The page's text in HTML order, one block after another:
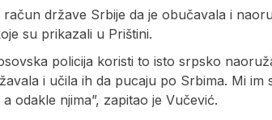
države Srbije da je obučavala i
su prikazali u Prištini.
policija koristi to isto srpsko
i učila ih da pucaju po Srbima. Mi im
odakle njima”, zapitao je Vučević.